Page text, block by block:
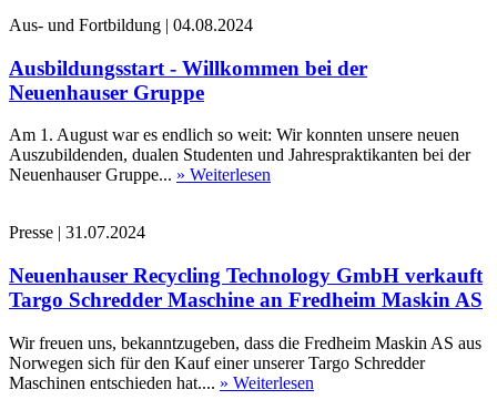
Aus- und Fortbildung | 04.08.2024
Ausbildungsstart - Willkommen bei der
Neuenhauser Gruppe
Am 1. August war es endlich so weit: Wir konnten unsere neuen
Auszubildenden, dualen Studenten und Jahrespraktikanten bei der
Neuenhauser Gruppe... » Weiterlesen
Presse | 31.07.2024
Neuenhauser Recycling Technology GmbH verkauft
Targo Schredder Maschine an Fredheim Maskin AS
Wir freuen uns, bekanntzugeben, dass die Fredheim Maskin AS aus
Norwegen sich für den Kauf einer unserer Targo Schredder
Maschinen entschieden hat.... » Weiterlesen